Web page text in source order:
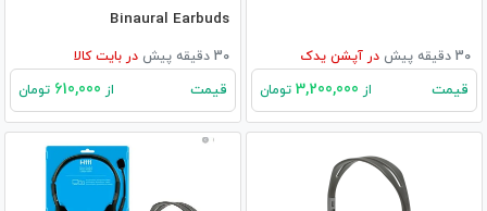
30 دقیقه پیش در آپشن یدک
قیمت از تومان
Binaural Earbuds
30 دقیقه پیش در بایت کالا
قیمت از تومان